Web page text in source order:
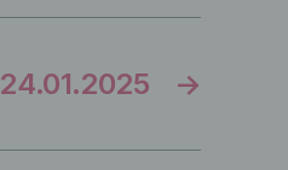
→
24.01.2025